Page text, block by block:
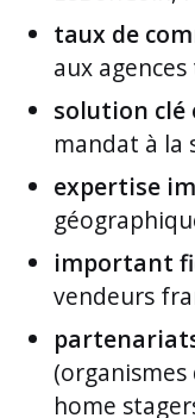
taux de
aux
solution clé
mandat à la
expertise
important
vendeurs
home